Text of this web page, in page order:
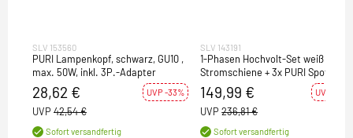
SLV 153560
PURI Lampenkopf, schwarz, GU10 ,
max. 50W, inkl. 3P.-Adapter
28,62 € UVP -33%
UVP 42,54 €
Sofort versandfertig
SLV 143191
1-Phasen Hochvolt-Set weiß 2x1m
Stromschiene + 3x PURI Spot +
GU10 LED Leuchtmittel
149,99 € UVP -37%
UVP 236,81 €
Sofort versandfertig